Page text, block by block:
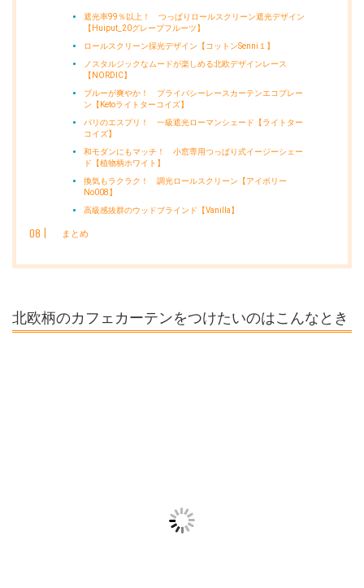
遮光率99％以上！ つっぱりロールスクリーン遮光デザイン
【Huiput_20グレープフルーツ】
ロールスクリーン採光デザイン【コットンSenni１】
ノスタルジックなムードが楽しめる北欧デザインレース
【NORDIC】
ブルーが爽やか！ プライバシーレースカーテンエコプレー
ン【Ketoライトターコイズ】
パリのエスプリ！ 一級遮光ローマンシェード【ライトター
コイズ】
和モダンにもマッチ！ 小窓専用つっぱり式イージーシェー
ド【植物柄ホワイト】
換気もラクラク！ 調光ロールスクリーン【アイボリー
No008】
高級感抜群のウッドブラインド【Vanilla】
まとめ
北欧柄のカフェカーテンをつけたいのはこんなとき